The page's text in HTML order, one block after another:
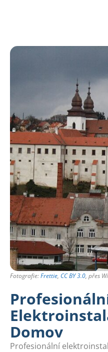
Fotografie:Frettie, CC BY 3.0, přes
Domov
Profesionální